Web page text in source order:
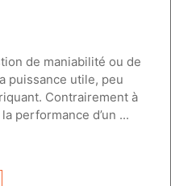
de maniabilité ou de
puissance utile, peu
Contrairement à
performance d’un ...